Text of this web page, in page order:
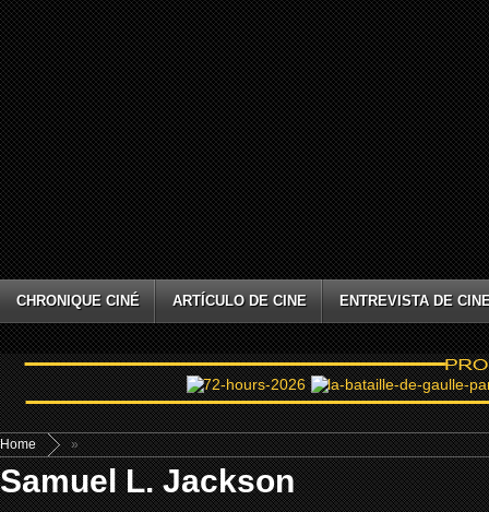
CHRONIQUE CINÉ ARTÍCULO DE CINE ENTREVISTA DE
Home »
Samuel L. Jackson